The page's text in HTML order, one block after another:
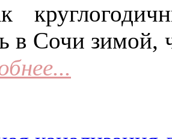
в Сочи зимой,